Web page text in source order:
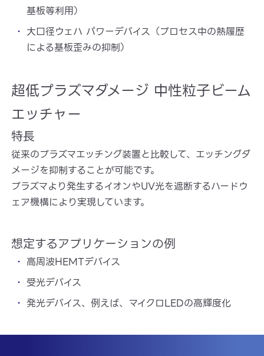
基板等利用）
大口径ウェハ パワーデバイス（プロセス中の熱履歴
による基板歪みの抑制）
超低プラズマダメージ 中性粒子ビーム
エッチャー
特長
従来のプラズマエッチング装置と比較して、エッチングダ
メージを抑制することが可能です。
プラズマより発生するイオンやUV光を遮断するハードウ
ェア機構により実現しています。
想定するアプリケーションの例
高周波HEMTデバイス
受光デバイス
発光デバイス、例えば、マイクロLEDの高輝度化